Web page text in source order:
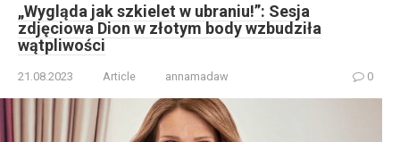
„Wygląda jak szkielet w ubraniu!”: Sesja
zdjęciowa Dion w złotym body wzbudziła
wątpliwości
21.08.2023 Article annamadaw 0